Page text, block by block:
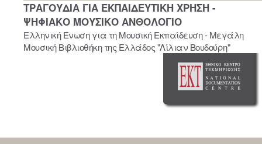
ΤΡΑΓΟΥΔΙΑ ΓΙΑ ΕΚΠΑΙΔΕΥΤΙΚΗ ΧΡΗΣΗ -
ΨΗΦΙΑΚΟ ΜΟΥΣΙΚΟ ΑΝΘΟΛΟΓΙΟ
Ελληνική Ένωση για τη Μουσική Εκπαίδευση - Μεγάλη
Μουσική Βιβλιοθήκη της Ελλάδος "Λίλιαν Βουδούρη"